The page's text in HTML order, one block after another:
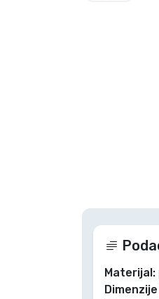
Materijal:
Sportski proizvodi